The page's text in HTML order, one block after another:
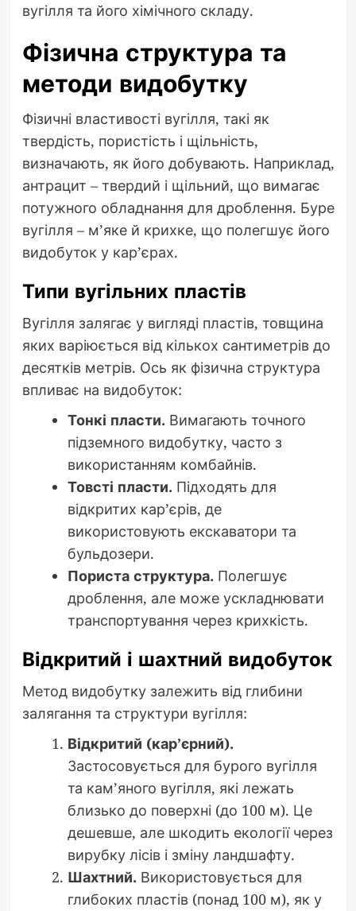
вугілля та його хімічного складу.
Фізична структура та
методи видобутку
Фізичні властивості вугілля, такі як
твердість, пористість і щільність,
визначають, як його добувають. Наприклад,
антрацит – твердий і щільний, що вимагає
потужного обладнання для дроблення. Буре
вугілля – м’яке й крихке, що полегшує його
видобуток у кар’єрах.
Типи вугільних пластів
Вугілля залягає у вигляді пластів, товщина
яких варіюється від кількох сантиметрів до
десятків метрів. Ось як фізична структура
впливає на видобуток:
Тонкі пласти. Вимагають точного
підземного видобутку, часто з
використанням комбайнів.
Товсті пласти. Підходять для
відкритих кар’єрів, де
використовують екскаватори та
бульдозери.
Пориста структура. Полегшує
дроблення, але може ускладнювати
транспортування через крихкість.
Відкритий і шахтний видобуток
Метод видобутку залежить від глибини
залягання та структури вугілля:
Відкритий (кар’єрний).
Застосовується для бурого вугілля
та кам’яного вугілля, які лежать
близько до поверхні (до 100 м). Це
дешевше, але шкодить екології через
вирубку лісів і зміну ландшафту.
Шахтний. Використовується для
глибоких пластів (понад 100 м), як у